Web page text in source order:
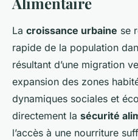
La croissance urbaine se
rapide de la population
résultant d’une migration
expansion des zones
dynamiques sociales et
directement la sécurité
l’accès à une nourriture